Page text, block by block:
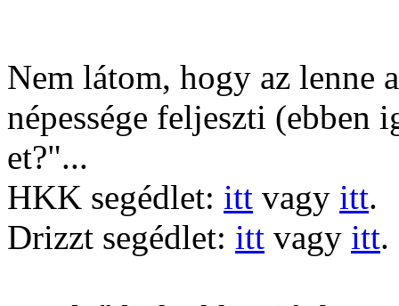
Nem látom, hogy az lenne
népessége feljeszti (ebben
et?"...
HKK segédlet: itt vagy itt.
Drizzt segédlet: itt vagy itt.